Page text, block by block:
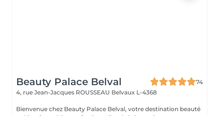
Beauty Palace Belval
74
4, rue Jean-Jacques ROUSSEAU Belvaux L-4368
Bienvenue chez Beauty Palace Belval, votre destination beauté